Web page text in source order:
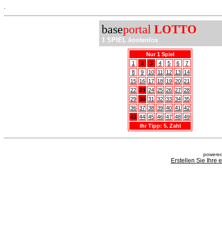
baseportal LOTTO
1 SPIEL kostenlos
Nur 1 Spiel
1
2 3 4 5 6
7
8
9 10 11 12 13 14
15 16 17 18 19 20 21
22 23 24 25 26 27 28
29 30 31 32 33 34 35
36 37 38 39 40 41
42
43 44 45 46 47 48 49
Ihr Tipp: 5. Zahl
Erstellen Sie Ihre